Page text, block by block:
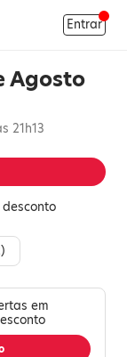
Entrar
Agosto
21h13
)
em